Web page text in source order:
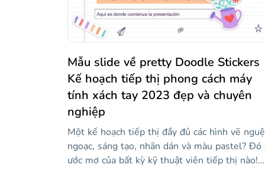
Mẫu slide về pretty Doodle Stickers
Kế hoạch tiếp thị phong cách máy
tính xách tay 2023 đẹp và chuyên
nghiệp
Một kế hoạch tiếp thị đầy đủ các hình vẽ
ngoạc, sáng tạo, nhãn dán và màu pastel? Đó
ước mơ của bất kỳ kỹ thuật viên tiếp thị nào!